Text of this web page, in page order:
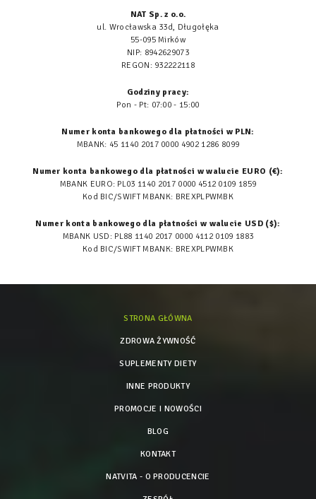
NAT Sp. z o.o.
ul. Wrocławska 33d, Długołęka
55-095 Mirków
NIP: 8942629073
REGON: 932222118
Godziny pracy:
Pon - Pt: 07:00 - 15:00
Numer konta bankowego dla płatności w PLN:
MBANK: 45 1140 2017 0000 4902 1286 8099
Numer konta bankowego dla płatności w walucie EURO (€):
MBANK EURO: PL03 1140 2017 0000 4512 0109 1859
Kod BIC/SWIFT MBANK: BREXPLPWMBK
Numer konta bankowego dla płatności w walucie USD ($):
MBANK USD: PL88 1140 2017 0000 4112 0109 1883
Kod BIC/SWIFT MBANK: BREXPLPWMBK
STRONA GŁÓWNA
ZDROWA ŻYWNOŚĆ
SUPLEMENTY DIETY
INNE PRODUKTY
PROMOCJE I NOWOŚCI
BLOG
KONTAKT
NATVITA - O PRODUCENCIE